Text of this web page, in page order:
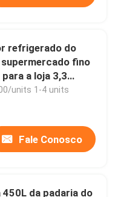
refrigerado do
fino
a loja 3,3
units 1-4 units
Fale Conosco
da padaria do